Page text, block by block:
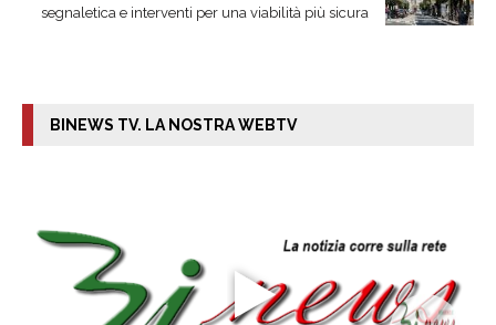
segnaletica e interventi per una viabilità più sicura
BINEWS TV. LA NOSTRA WEBTV